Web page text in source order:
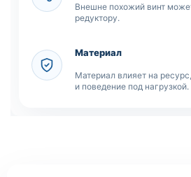
Внешне похожий винт
редуктору.
Материал
Материал влияет на
и поведение под нагрузкой.